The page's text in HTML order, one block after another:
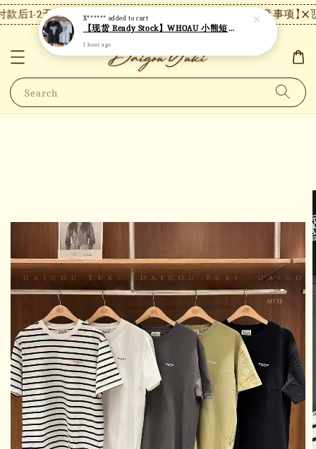
后1-2天内发货，24小时内未付款将自动取消。 【注意事项】
Search
X****** added to cart
【现货 Ready Stock】WHOAU 小熊短袖 W06
1 hour ago